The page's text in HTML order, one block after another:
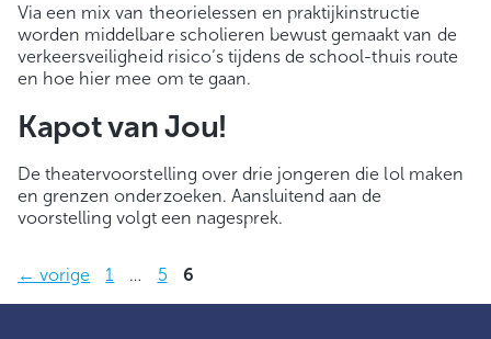
Via een mix van theorielessen en praktijkinstructie
worden middelbare scholieren bewust gemaakt van de
verkeersveiligheid risico’s tijdens de school-thuis route
en hoe hier mee om te gaan.
Kapot van Jou!
De theatervoorstelling over drie jongeren die lol maken
en grenzen onderzoeken. Aansluitend aan de
voorstelling volgt een nagesprek.
← vorige Pagina
1 … Pagina
5 Pagina
6